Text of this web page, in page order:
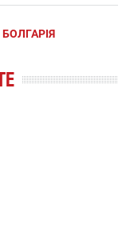
БОЛГАРІЯ